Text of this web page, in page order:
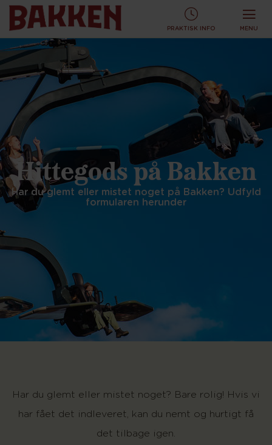
Hittegods på Bakken
Har du glemt eller mistet noget på Bakken? Udfyld
formularen herunder
Har du glemt eller mistet noget? Bare rolig! Hvis vi
har fået det indleveret, kan du nemt og hurtigt få
det tilbage igen.
PRAKTISK INFO MENU
KØB TURBÅND ONLINE OG SPAR! KØB ONLINE